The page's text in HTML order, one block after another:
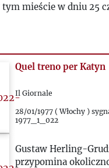
mieście w dniu 25
Quel treno per Katyn
Il Giornale
28/01/1977 ( Włochy )
1977_1_022
Gustaw Herling-
przypomina